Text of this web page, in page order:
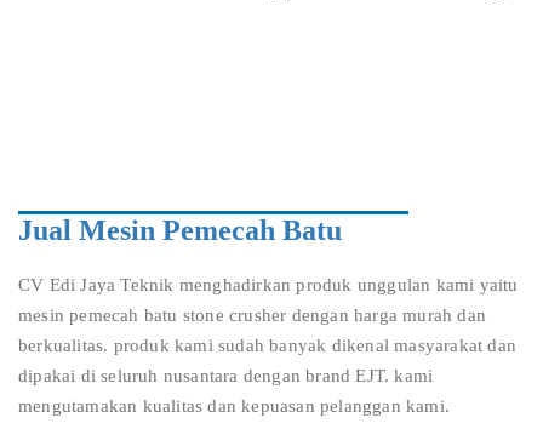
Jual Mesin Pemecah Batu
CV Edi Jaya Teknik menghadirkan produk unggulan kami yaitu
mesin pemecah batu stone crusher dengan harga murah dan
berkualitas. produk kami sudah banyak dikenal masyarakat dan
dipakai di seluruh nusantara dengan brand EJT. kami
mengutamakan kualitas dan kepuasan pelanggan kami.